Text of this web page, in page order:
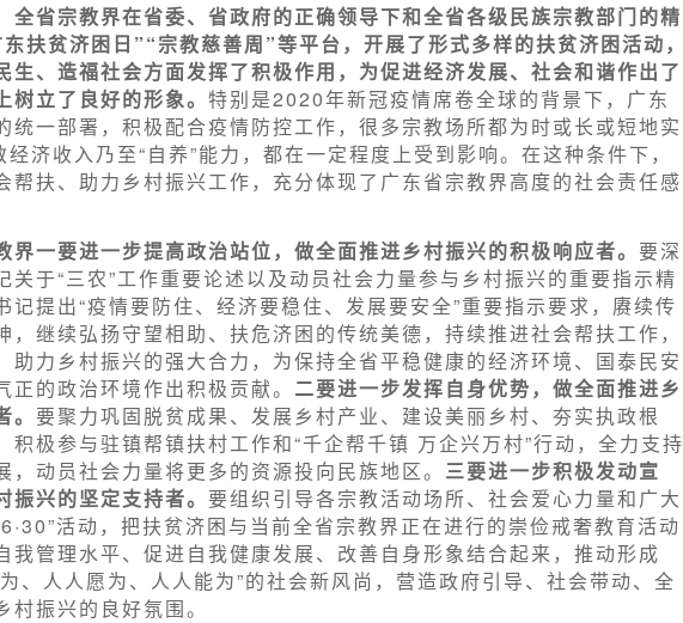
全省宗教界在省委、省政府的正确领导下和全省各级民族宗教部门的精
扶贫济困日”“宗教慈善周”等平台，开展了形式多样的扶贫济困活动，
生、造福社会方面发挥了积极作用，为促进经济发展、社会和谐作出了
立了良好的形象。 特别是2020年新冠疫情席卷全球的背景下，广东
统一部署，积极配合疫情防控工作，很多宗教场所都为时或长或短地实
经济收入乃至“自养”能力，都在一定程度上受到影响。在这种条件下，
帮扶、助力乡村振兴工作，充分体现了广东省宗教界高度的社会责任感
界一要进一步提高政治站位，做全面推进乡村振兴的积极响应者。 要深
关于“三农”工作重要论述以及动员社会力量参与乡村振兴的重要指示精
记提出“疫情要防住、经济要稳住、发展要安全”重要指示要求，赓续传
，继续弘扬守望相助、扶危济困的传统美德，持续推进社会帮扶工作，
助力乡村振兴的强大合力，为保持全省平稳健康的经济环境、国泰民安
正的政治环境作出积极贡献。 二要进一步发挥自身优势，做全面推进乡
要聚力巩固脱贫成果、发展乡村产业、建设美丽乡村、夯实执政根
积极参与驻镇帮镇扶村工作和“千企帮千镇 万企兴万村”行动，全力支持
，动员社会力量将更多的资源投向民族地区。 三要进一步积极发动宣
兴的坚定支持者。 要组织引导各宗教活动场所、社会爱心力量和广大
活动，把扶贫济困与当前全省宗教界正在进行的崇俭戒奢教育活动
我管理水平、促进自我健康发展、改善自身形象结合起来，推动形成
、人人愿为、人人能为”的社会新风尚，营造政府引导、社会带动、全
振兴的良好氛围。